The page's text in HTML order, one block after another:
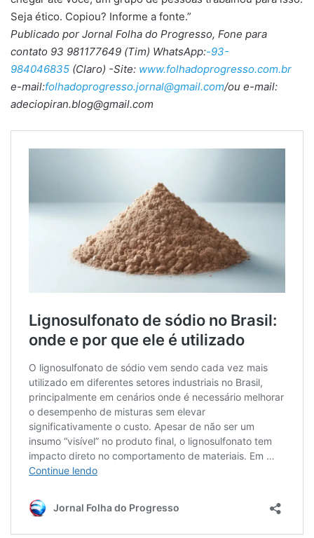
Seja ético. Copiou? Informe a fonte.”
Publicado por Jornal Folha do Progresso, Fone para
contato 93 981177649 (Tim) WhatsApp:-93-
984046835 (Claro) -Site: www.folhadoprogresso.com.br
e-mail:folhadoprogresso.jornal@gmail.com/ou e-mail:
adeciopiran.blog@gmail.com